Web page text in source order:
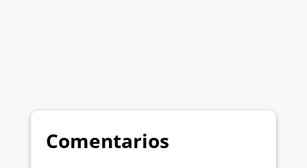
Comentarios